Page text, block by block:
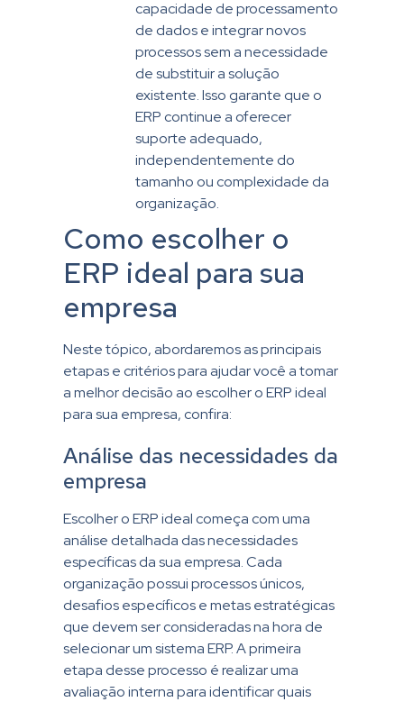
capacidade de processamento
de dados e integrar novos
processos sem a necessidade
de substituir a solução
existente. Isso garante que o
ERP continue a oferecer
suporte adequado,
independentemente do
tamanho ou complexidade da
organização.
Como escolher o
ERP ideal para sua
empresa
Neste tópico, abordaremos as principais
etapas e critérios para ajudar você a tomar
a melhor decisão ao escolher o ERP ideal
para sua empresa, confira:
Análise das necessidades da
empresa
Escolher o ERP ideal começa com uma
análise detalhada das necessidades
específicas da sua empresa. Cada
organização possui processos únicos,
desafios específicos e metas estratégicas
que devem ser consideradas na hora de
selecionar um sistema ERP. A primeira
etapa desse processo é realizar uma
avaliação interna para identificar quais